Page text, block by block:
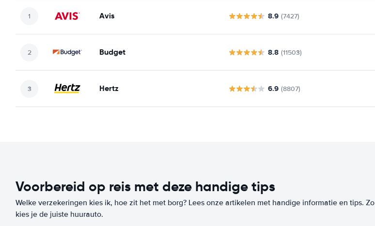
Avis 8.9 (7427)
Budget 8.8 (11503)
Hertz 6.9 (8807)
Voorbereid op reis met deze handige tips
Welke verzekeringen kies ik, hoe zit het met borg? Lees onze artikelen met handige informatie en tips. Zo
kies je de juiste huurauto.